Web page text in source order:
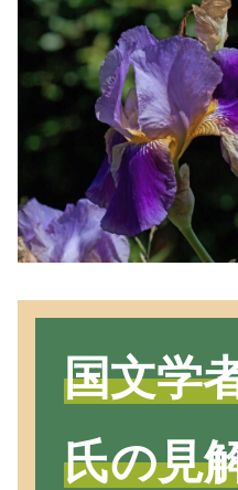
国文学
氏の見